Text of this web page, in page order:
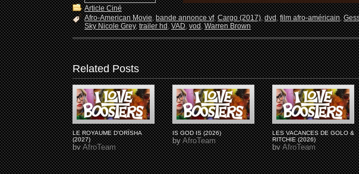
Article Ciné
Afro-American Movie,bande annonce vf,Cargo (2017),dvd,film afro-américain,
Sky Nicole Grey,trailer hd,VAD,vod,Warren Brown
Related Posts
LE ROYAUME D'ORÏSHA
(2027)
byAfroTeam
IS GOD IS (2026)
byAfroTeam
LES VACANCES DE GOLO &
RITCHIE (2026)
byAfroTeam